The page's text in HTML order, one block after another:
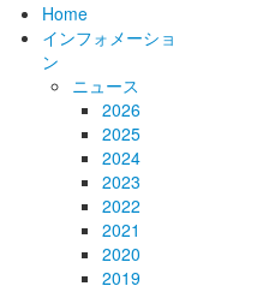
Home
インフォメーショ
ン
ニュース
2026
2025
2024
2023
2022
2021
2020
2019